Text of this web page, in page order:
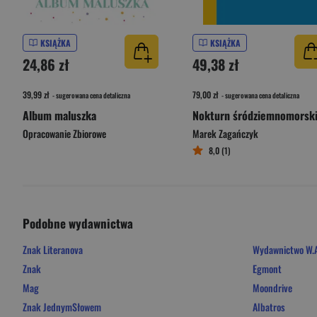
KSIĄŻKA
24,86 zł
39,99 zł - sugerowana cena detaliczna
Album maluszka
Opracowanie Zbiorowe
KSIĄŻKA
49,38 zł
79,00 zł - sugerowana cena detaliczna
Nokturn śródziemnomorski
Marek Zagańczyk
8,0 (1)
Podobne wydawnictwa
Znak Literanova
Znak
Mag
Znak JednymSłowem
Wydawnictwo
Egmont
Moondrive
Albatros